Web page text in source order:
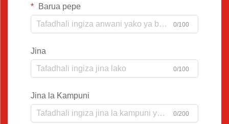
Barua pepe
0/100
Jina
0/100
Jina la Kampuni
0/200